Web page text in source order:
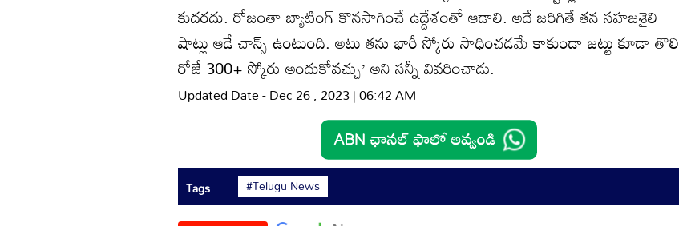
కుదరదు. రోజంతా బ్యాటింగ్‌ కొనసాగించే ఉద్దేశంతో ఆడాలి. అదే జరిగితే తన సహజశైలి
షాట్లు ఆడే చాన్స్‌ ఉంటుంది. అటు తను భారీ స్కోరు సాధించడమే కాకుండా జట్టు కూడా తొలి
రోజే 300+ స్కోరు అందుకోవచ్చు’ అని సన్నీ వివరించాడు.
Updated Date - Dec 26 , 2023 | 06:42 AM
Tags #Telugu News